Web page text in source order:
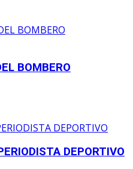
BOMBERO
DEPORTIVO